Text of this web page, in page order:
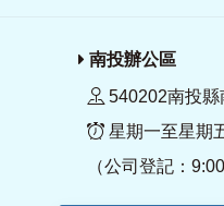
南投辦公區
540202南投
星期一至星期
（公司登記：